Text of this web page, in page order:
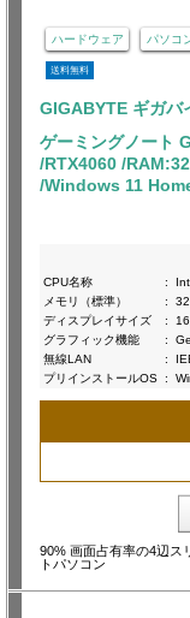
ハードウェア パソコ
送料無料
GIGABYTE ギガバ
ゲーミングノート
/RTX4060 /
/Windows 11
CPU名称
:
メモリ（標準）
:
ディスプレイサイズ
:
グラフィック機能
:
無線LAN
:
プリインストールOS :
90% 画面占有率の4辺ス
トパソコン